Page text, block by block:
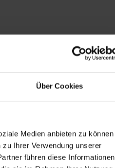
Über Cookies
Medien anbieten zu können
Ihrer Verwendung unserer
führen diese Informationen